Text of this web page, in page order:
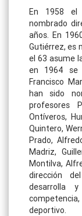
En 1958 el
nombrado
años. En
Gutiérrez, es
el 63 asume
en 1964 se
Francisco
han sido
profesores
Ontíveros,
Quintero,
Prado,
Madriz,
Montilva,
dirección
desarrolla
deportivo.